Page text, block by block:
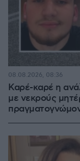
Καρέ-καρέ η
με νεκρούς
08.08.2026, 08:36